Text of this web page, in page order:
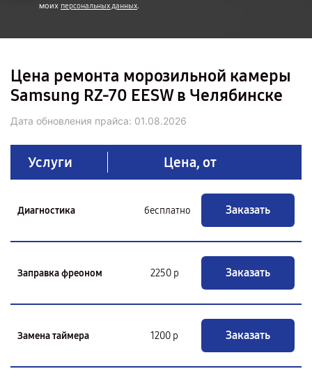
моих персональных данных.
Цена ремонта морозильной камеры
Samsung RZ-70 EESW в Челябинске
Дата обновления прайса: 01.08.2026
Услуги Цена, от
Диагностика бесплатно Заказать
Заправка фреоном 2250 р Заказать
Замена таймера 1200 р Заказать